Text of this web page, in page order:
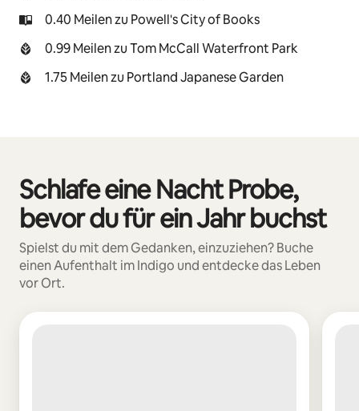
0.40 Meilen zu Powell's City of Books
0.99 Meilen zu Tom McCall Waterfront Park
1.75 Meilen zu Portland Japanese Garden
Schlafe eine Nacht Probe,
bevor du für ein Jahr buchst
Spielst du mit dem Gedanken, einzuziehen? Buche
einen Aufenthalt im Indigo und entdecke das Leben
vor Ort.
0 von 0 Artikeln